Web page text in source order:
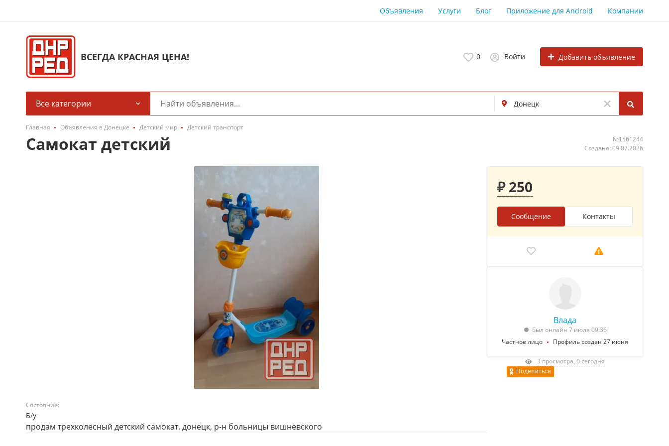
Объявления Услуги Блог Приложение для Android Компании
ВСЕГДА КРАСНАЯ ЦЕНА! 0 Войти Добавить объявление
Все категории
Главная Объявления в Донецке Детский мир Детский транспорт
Самокат детский
№1561244
Создано: 09.07.2026
Состояние:
Б/у
продам трехколесный детский самокат. донецк, р-н больницы вишневского
₽ 250
Сообщение Контакты
Влада
Был онлайн 7 июля 09:36
Частное лицо
Профиль создан 27 июня
3 просмотра, 0 сегодня
Поделиться